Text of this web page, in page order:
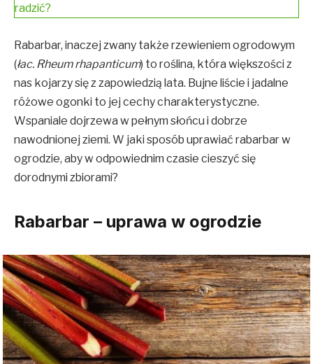
radzić?
Rabarbar, inaczej zwany także rzewieniem ogrodowym
(łac. Rheum rhapanticum) to roślina, która większości z
nas kojarzy się z zapowiedzią lata. Bujne liście i jadalne
różowe ogonki to jej cechy charakterystyczne.
Wspaniale dojrzewa w pełnym słońcu i dobrze
nawodnionej ziemi. W jaki sposób uprawiać rabarbar w
ogrodzie, aby w odpowiednim czasie cieszyć się
dorodnymi zbiorami?
Rabarbar – uprawa w ogrodzie